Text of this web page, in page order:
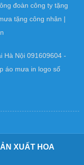
đoàn công ty tặng
tặng công nhân |
Hà Nội 091609604 -
áo mưa in logo số
XUẤT HOA